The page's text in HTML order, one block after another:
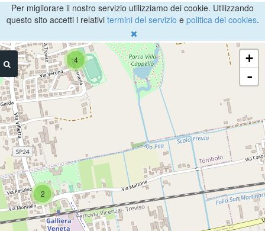
Per migliorare il nostro servizio utilizziamo dei cookie. Utilizzando
questo sito accetti i relativi termini del servizio e politica dei cookies.
2
4 +
-